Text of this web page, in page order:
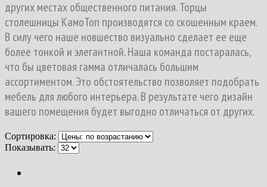
других местах общественного питания. Торцы
cтолешницы КамоToп производятся со скошенным краем.
В силу чего наше новшество визуально сделает ее еще
более тонкой и элегантной. Наша команда постаралась,
что бы цветовая гамма отличалась большим
ассортиментом. Это обстоятельство позволяет подобрать
мебель для любого интерьера. В результате чего дизайн
вашего помещения будет выгодно отличаться от других.
Сортировка:
Показывать: